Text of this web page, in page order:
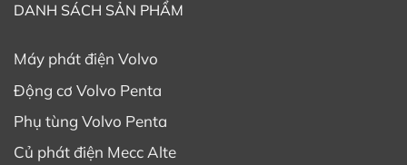
DANH SÁCH SẢN PHẨM
Máy phát điện Volvo
Động cơ Volvo Penta
Phụ tùng Volvo Penta
Củ phát điện Mecc Alte